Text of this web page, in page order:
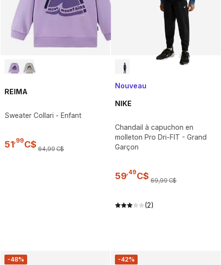
REIMA
Sweater Collari - Enfant
51 99C$ 64,99C$
Nouveau
NIKE
Chandail à capuchon en
molleton Pro Dri-FIT - Grand
Garçon
59 49C$ 69,99C$
(2)
-48% -42%